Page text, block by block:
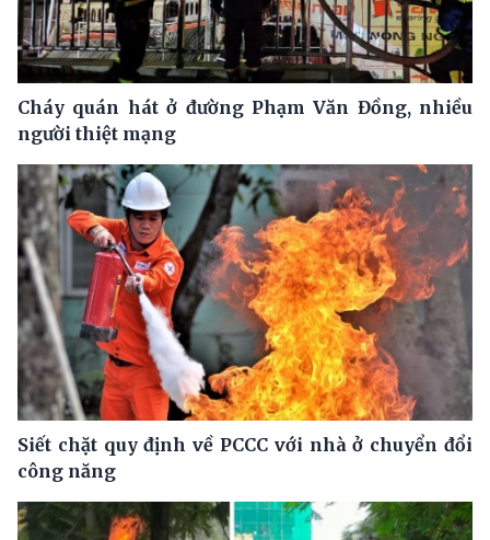
Cháy quán hát ở đường Phạm Văn Đồng, nhiều
người thiệt mạng
Siết chặt quy định về PCCC với nhà ở chuyển đổi
công năng